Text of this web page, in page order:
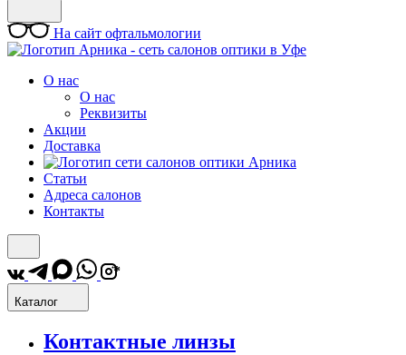
На сайт офтальмологии
О нас
О нас
Реквизиты
Акции
Доставка
Статьи
Адреса салонов
Контакты
*
Каталог
Контактные линзы